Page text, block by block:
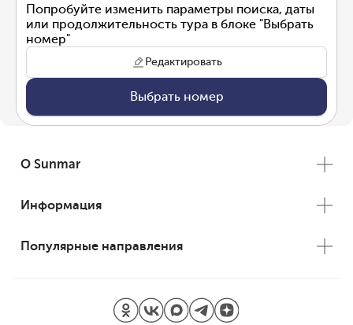
Попробуйте изменить параметры поиска, даты
или продолжительность тура в блоке "Выбрать
номер"
Редактировать
Выбрать номер
О Sunmar
Информация
Популярные направления